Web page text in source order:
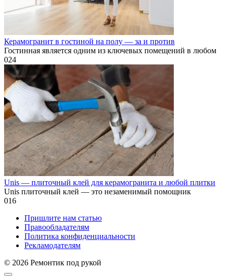
Керамогранит в гостиной на полу — за и против
Гостинная является одним из ключевых помещений в любом
024
Unis — плиточный клей для керамогранита и любой плитки
Unis плиточный клей — это незаменимый помощник
016
Пришлите нам статью
Правообладателям
Политика конфиденциальности
Рекламодателям
© 2026 Ремонтик под рукой